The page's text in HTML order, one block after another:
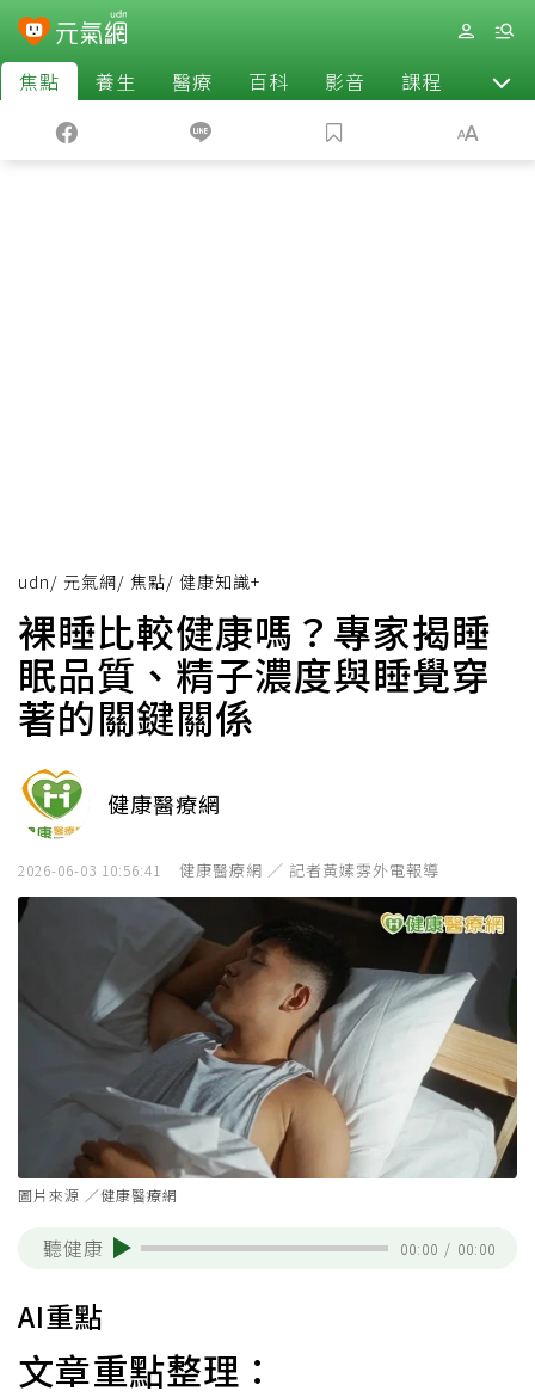
焦點 養生 醫療 百科 影音 課程 退休
udn/ 元氣網/ 焦點/ 健康知識+
裸睡比較健康嗎？專家揭睡
眠品質、精子濃度與睡覺穿
著的關鍵關係
健康醫療網
2026-06-03 10:56:41 健康醫療網 ／ 記者黃嫊雰外電報導
圖片來源 ／健康醫療網
聽健康 00:00 / 00:00
AI重點
文章重點整理：